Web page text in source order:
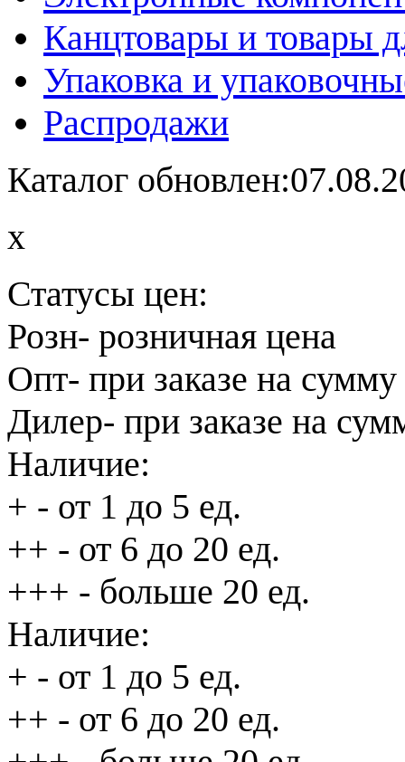
Канцтовары и товары
Упаковка и
Распродажи
Каталог
x
Статусы цен:
Розн- розничная цена
Опт- при заказе на
Дилер- при заказе на
Наличие:
+ - от 1 до 5 ед.
++ - от 6 до 20 ед.
+++ - больше 20 ед.
Наличие:
+ - от 1 до 5 ед.
++ - от 6 до 20 ед.